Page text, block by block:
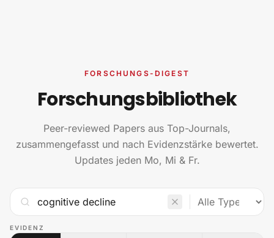
FORSCHUNGS-DIGEST
Forschungsbibliothek
Peer-reviewed Papers aus Top-Journals,
zusammengefasst und nach Evidenzstärke bewertet.
Updates jeden Mo, Mi & Fr.
EVIDENZ